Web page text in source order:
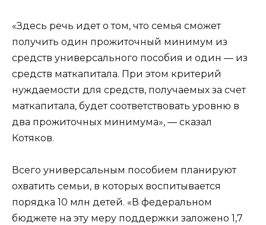
«Здесь речь идет о том, что семья сможет
получить один прожиточный минимум из
средств универсального пособия и один — из
средств маткапитала. При этом критерий
нуждаемости для средств, получаемых за счет
маткапитала, будет соответствовать уровню в
два прожиточных минимума», — сказал
Котяков.
Всего универсальным пособием планируют
охватить семьи, в которых воспитывается
порядка 10 млн детей. «В федеральном
бюджете на эту меру поддержки заложено 1,7